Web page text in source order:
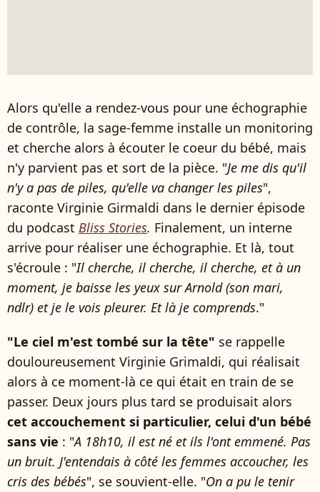
Alors qu'elle a rendez-vous pour une échographie
de contrôle, la sage-femme installe un monitoring
et cherche alors à écouter le coeur du bébé, mais
n'y parvient pas et sort de la pièce. "Je me dis qu'il
n'y a pas de piles, qu'elle va changer les piles",
raconte Virginie Girmaldi dans le dernier épisode
du podcast Bliss Stories. Finalement, un interne
arrive pour réaliser une échographie. Et là, tout
s'écroule : "Il cherche, il cherche, il cherche, et à un
moment, je baisse les yeux sur Arnold (son mari,
ndlr) et je le vois pleurer. Et là je comprends."
"Le ciel m'est tombé sur la tête" se rappelle
douloureusement Virginie Grimaldi, qui réalisait
alors à ce moment-là ce qui était en train de se
passer. Deux jours plus tard se produisait alors
cet accouchement si particulier, celui d'un bébé
sans vie : "A 18h10, il est né et ils l'ont emmené. Pas
un bruit. J'entendais à côté les femmes accoucher, les
cris des bébés", se souvient-elle. "On a pu le tenir